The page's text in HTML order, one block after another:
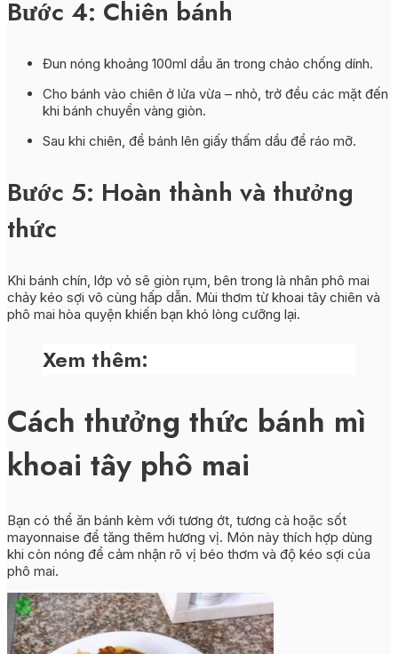
Bước 4: Chiên bánh
Đun nóng khoảng 100ml dầu ăn trong chảo chống dính.
Cho bánh vào chiên ở lửa vừa – nhỏ, trở đều các mặt đến
khi bánh chuyển vàng giòn.
Sau khi chiên, để bánh lên giấy thấm dầu để ráo mỡ.
Bước 5: Hoàn thành và thưởng
thức
Khi bánh chín, lớp vỏ sẽ giòn rụm, bên trong là nhân phô mai
chảy kéo sợi vô cùng hấp dẫn. Mùi thơm từ khoai tây chiên và
phô mai hòa quyện khiến bạn khó lòng cưỡng lại.
Xem thêm:
Cách thưởng thức bánh mì
khoai tây phô mai
Bạn có thể ăn bánh kèm với tương ớt, tương cà hoặc sốt
mayonnaise để tăng thêm hương vị. Món này thích hợp dùng
khi còn nóng để cảm nhận rõ vị béo thơm và độ kéo sợi của
phô mai.